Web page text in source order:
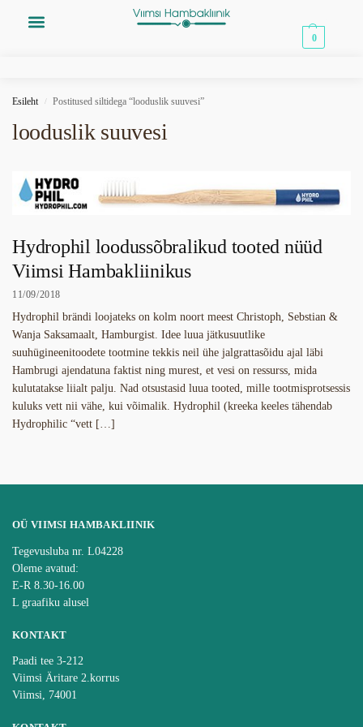
0
Esileht / Postitused siltidega “looduslik suuvesi”
looduslik suuvesi
Hydrophil loodussõbralikud tooted nüüd
Viimsi Hambakliinikus
11/09/2018
Hydrophil brändi loojateks on kolm noort meest Christoph, Sebstian &
Wanja Saksamaalt, Hamburgist. Idee luua jätkusuutlike
suuhügineenitoodete tootmine tekkis neil ühe jalgrattasõidu ajal läbi
Hambrugi ajendatuna faktist ning murest, et vesi on ressurss, mida
kulutatakse liialt palju. Nad otsustasid luua tooted, mille tootmisprotsessis
kuluks vett nii vähe, kui võimalik. Hydrophil (kreeka keeles tähendab
Hydrophilic “vett […]
OÜ VIIMSI HAMBAKLIINIK
Tegevusluba nr. L04228
Oleme avatud:
E-R 8.30-16.00
L graafiku alusel
KONTAKT
Paadi tee 3-212
Viimsi Äritare 2.korrus
Viimsi, 74001